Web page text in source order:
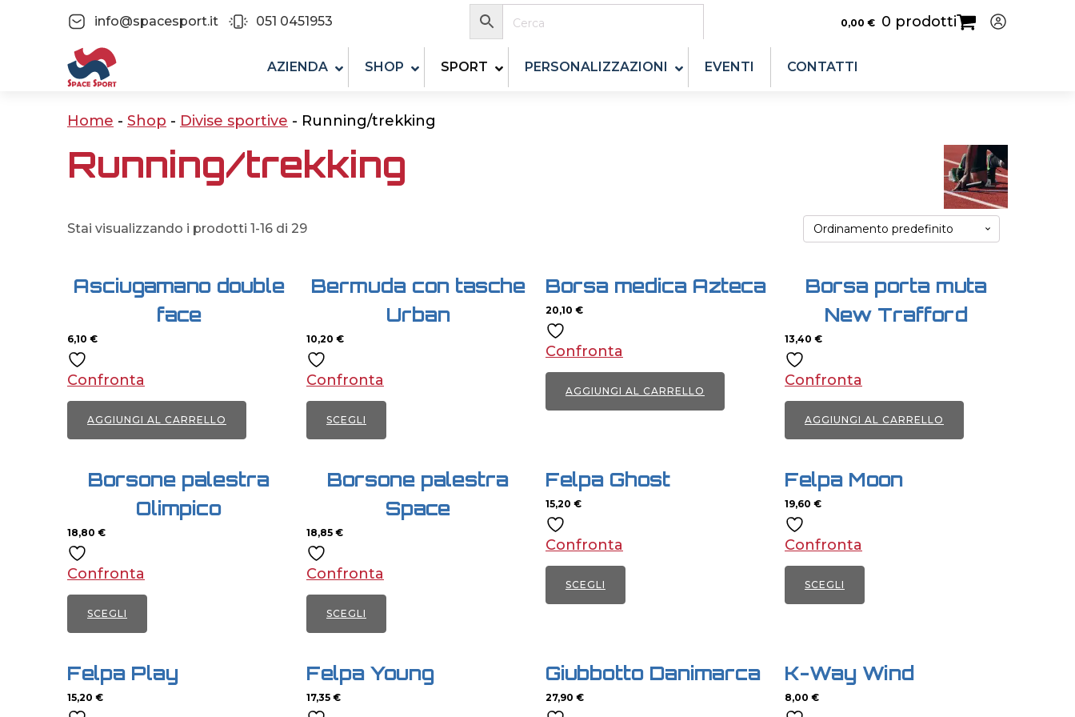
info@spacesport.it 051 0451953 0,00 € 0 prodotti
AZIENDA SHOP SPORT PERSONALIZZAZIONI EVENTI CONTATTI
Home - Shop - Divise sportive - Running/trekking
Running/trekking
Stai visualizzando i prodotti 1-16 di 29
Asciugamano double
face
6,10 €
Confronta
AGGIUNGI AL CARRELLO
Bermuda con tasche
Urban
10,20 €
Confronta
SCEGLI
prodotto
varianti.
Le
opzioni
possono
essere
nella
pagina
del
Borsa medica Azteca
20,10 €
Confronta
AGGIUNGI AL CARRELLO
Borsa porta muta
New Trafford
13,40 €
Confronta
AGGIUNGI AL CARRELLO
Borsone palestra
Olimpico
18,80 €
Confronta
SCEGLI
prodotto
ha
più
Borsone palestra
Space
18,85 €
Confronta
SCEGLI
prodotto
ha
più
Felpa Ghost
15,20 €
Confronta
SCEGLI
più
varianti.
Felpa Moon
19,60 €
Confronta
SCEGLI
più
varianti.
Felpa Play
15,20 €
Felpa Young
17,35 €
Giubbotto Danimarca
27,90 €
K-Way Wind
8,00 €